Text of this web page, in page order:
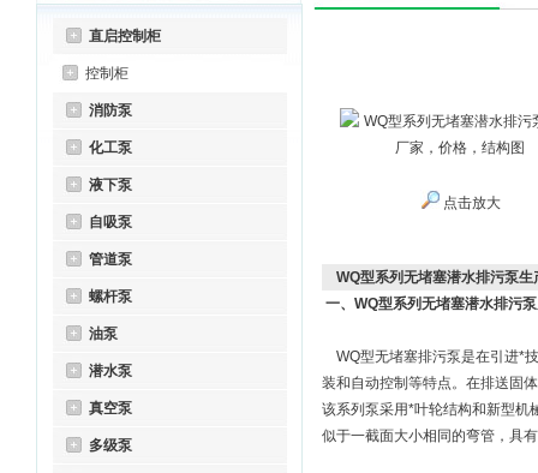
直启控制柜
控制柜
消防泵
化工泵
液下泵
自吸泵
管道泵
螺杆泵
油泵
潜水泵
真空泵
多级泵
点击放大
WQ型系列无堵塞潜水排污泵
一、WQ型系列无堵塞潜水排污
WQ型无堵塞排污泵是在引进*
装和自动控制等特点。在排送固
该系列泵采用*叶轮结构和新型机
似于一截面大小相同的弯管，具